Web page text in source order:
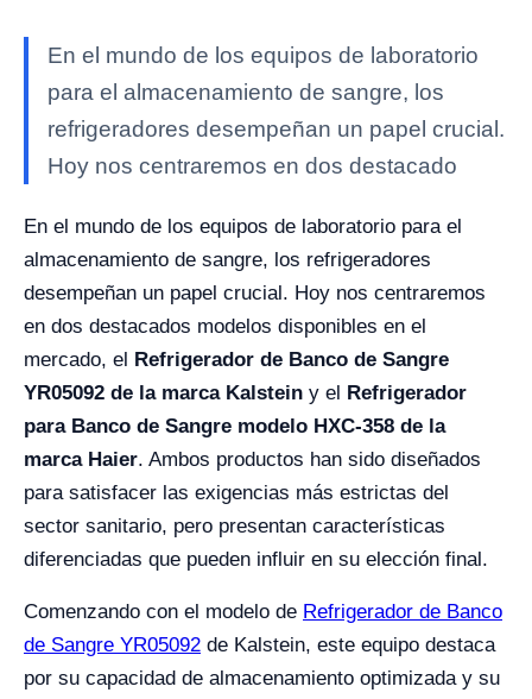
En el mundo de los equipos de laboratorio
para el almacenamiento de sangre, los
refrigeradores desempeñan un papel crucial.
Hoy nos centraremos en dos destacado
En el mundo de los equipos de laboratorio para el
almacenamiento de sangre, los refrigeradores
desempeñan un papel crucial. Hoy nos centraremos
en dos destacados modelos disponibles en el
mercado, el Refrigerador de Banco de Sangre
YR05092 de la marca Kalstein y el Refrigerador
para Banco de Sangre modelo HXC-358 de la
marca Haier. Ambos productos han sido diseñados
para satisfacer las exigencias más estrictas del
sector sanitario, pero presentan características
diferenciadas que pueden influir en su elección final.
Comenzando con el modelo de Refrigerador de Banco
de Sangre YR05092 de Kalstein, este equipo destaca
por su capacidad de almacenamiento optimizada y su